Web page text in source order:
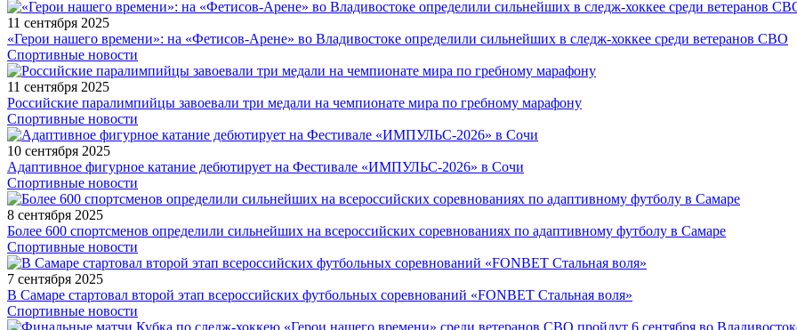
11 сентября 2025
«Герои нашего времени»: на «Фетисов-Арене» во Владивостоке определили сильнейших в следж-хоккее среди ветеранов СВО
Спортивные новости
11 сентября 2025
Российские паралимпийцы завоевали три медали на чемпионате мира по гребному марафону
Спортивные новости
10 сентября 2025
Адаптивное фигурное катание дебютирует на Фестивале «ИМПУЛЬС-2026» в Сочи
Спортивные новости
8 сентября 2025
Более 600 спортсменов определили сильнейших на всероссийских соревнованиях по адаптивному футболу в Самаре
Спортивные новости
7 сентября 2025
В Самаре стартовал второй этап всероссийских футбольных соревнований «FONBET Стальная воля»
Спортивные новости